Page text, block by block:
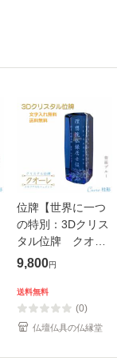
位牌【世界に一つ
の特別：3Dクリス
タル位牌 クオー
レ（柱形）背面ブ
牌 オリジナル位
牌 オーダーメイ
ド メモリアルモ
9,800円
送料無料
(0)
仏壇仏具の仏縁堂